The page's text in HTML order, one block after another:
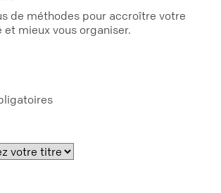
de méthodes pour accroître votre
mieux vous organiser.